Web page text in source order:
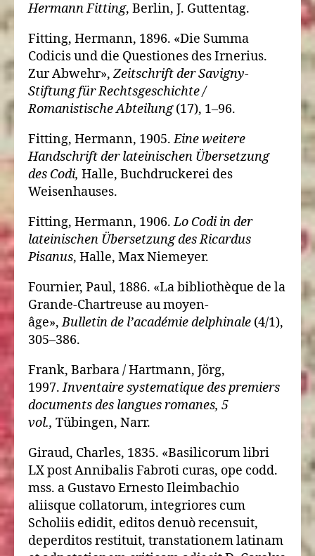
Hermann Fitting, Berlin, J. Guttentag.
Fitting, Hermann, 1896. «Die Summa
Codicis und die Questiones des Irnerius.
Zur Abwehr»,Zeitschrift der Savigny-
Stiftung für Rechtsgeschichte /
Romanistische Abteilung(17), 1–96.
Fitting, Hermann, 1905.Eine weitere
Handschrift der lateinischen Übersetzung
des Codi, Halle, Buchdruckerei des
Weisenhauses.
Fitting, Hermann, 1906.Lo Codi in der
lateinischen Übersetzung des Ricardus
Pisanus, Halle, Max Niemeyer.
Fournier, Paul, 1886. «La bibliothèque de la
Grande-Chartreuse au moyen-
âge»,Bulletin de l’académie delphinale (4/1),
305–386.
Frank, Barbara / Hartmann, Jörg,
1997.Inventaire systematique des premiers
documents des langues romanes, 5
vol., Tübingen, Narr.
Giraud, Charles, 1835. «Basilicorum libri
LX post Annibalis Fabroti curas, ope codd.
mss. a Gustavo Ernesto Ileimbachio
aliisque collatorum, integriores cum
Scholiis edidit, editos denuò recensuit,
deperditos restituit, transtationem latinam